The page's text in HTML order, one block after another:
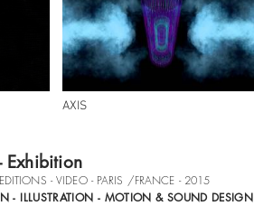
AXIS
Exhibition
- VIDEO - PARIS /FRANCE - 2015
- ILLUSTRATION - MOTION & SOUND DESIGN